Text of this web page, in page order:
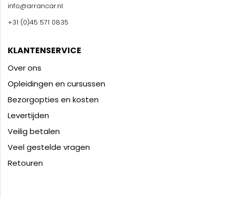
info@arrancar.nl
+31 (0)45 571 0835
KLANTENSERVICE
Over ons
Opleidingen en cursussen
Bezorgopties en kosten
Levertijden
Veilig betalen
Veel gestelde vragen
Retouren